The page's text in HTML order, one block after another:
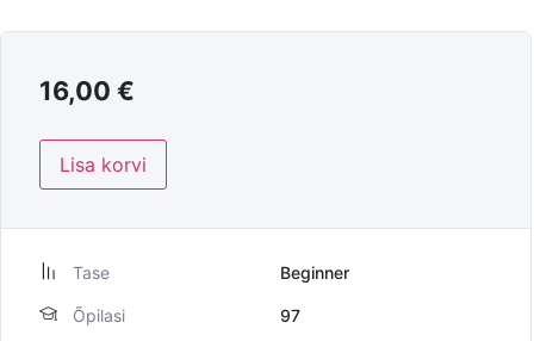
16,00 €
Lisa korvi
Tase Beginner
Õpilasi 97